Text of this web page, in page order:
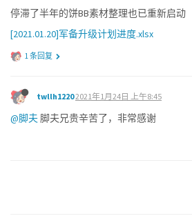
停滞了半年的饼BB素材整理也已重新启动
[2021.01.20]军备升级计划进度.xlsx
1 条回复
twllh12202021年1月24日 上午8:45
@脚夫脚夫兄贵辛苦了，非常感谢